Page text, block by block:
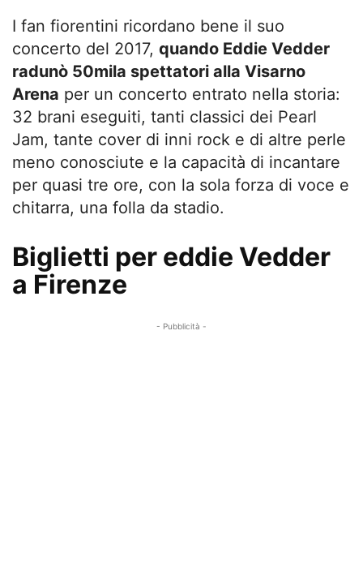
I fan fiorentini ricordano bene il suo
concerto del 2017, quando Eddie Vedder
radunò 50mila spettatori alla Visarno
Arena per un concerto entrato nella storia:
32 brani eseguiti, tanti classici dei Pearl
Jam, tante cover di inni rock e di altre perle
meno conosciute e la capacità di incantare
per quasi tre ore, con la sola forza di voce e
chitarra, una folla da stadio.
Biglietti per eddie Vedder
a Firenze
- Pubblicità -